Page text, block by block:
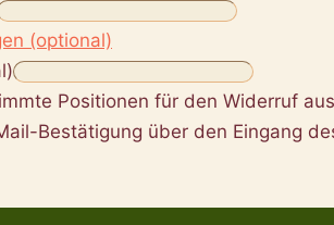
(optional)
Positionen für den Widerruf
Bestätigung über den Eingang